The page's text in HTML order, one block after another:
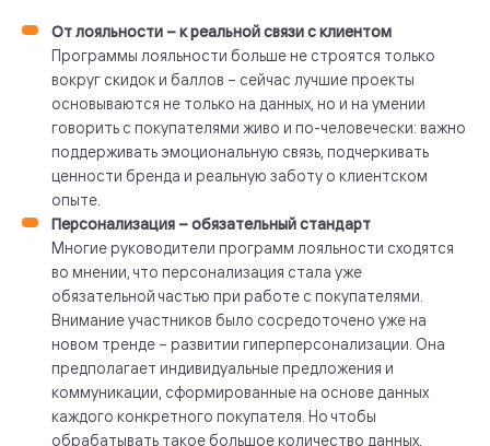
От лояльности – к реальной связи с клиентом
Программы лояльности больше не строятся только
вокруг скидок и баллов – сейчас лучшие проекты
основываются не только на данных, но и на умении
говорить с покупателями живо и по-человечески: важно
поддерживать эмоциональную связь, подчеркивать
ценности бренда и реальную заботу о клиентском
опыте.
Персонализация – обязательный стандарт
Многие руководители программ лояльности сходятся
во мнении, что персонализация стала уже
обязательной частью при работе с покупателями.
Внимание участников было сосредоточено уже на
новом тренде – развитии гиперперсонализации. Она
предполагает индивидуальные предложения и
коммуникации, сформированные на основе данных
каждого конкретного покупателя. Но чтобы
обрабатывать такое большое количество данных,